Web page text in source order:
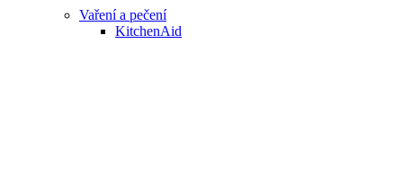
Vaření a pečení
KitchenAid